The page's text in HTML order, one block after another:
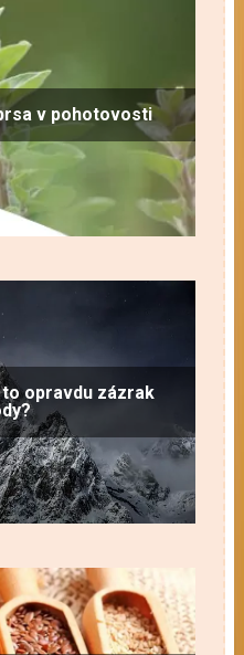
v pohotovosti
opravdu zázrak